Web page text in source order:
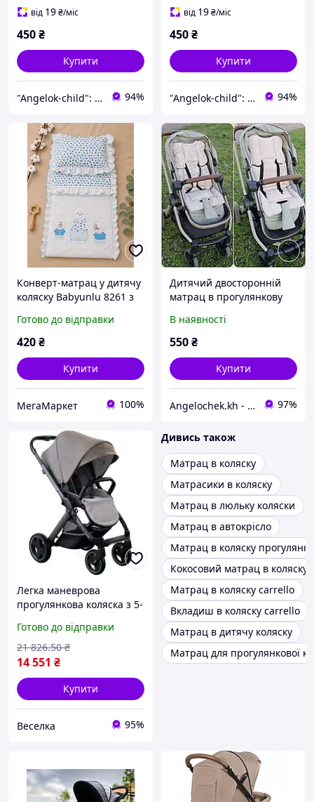
від 19₴/міс
450₴
Купити
"Angelok-child": Інтернет-магазин дитячих товарів. Зимові комбінезони. Зимові конверти в коляску 94%
від 19₴/міс
450₴
Купити
"Angelok-child": Інтернет-магазин дитячих товарів. Зимові комбінезони. Зимові конверти в коляску 94%
Конверт-матрац у дитячу
коляску Babyunlu 8261 з
Готово до відправки
420₴
Купити
МегаМаркет 100%
Дитячий двосторонній
матрац в прогулянкову
стільчик для годування
Кидс
В наявності
550₴
Купити
Angelochek.kh - інтернет-магазин дитячих товарів та настільних ігор 97%
Легка маневрова
прогулянкова коляска з 5-
безпеки для активних
батьків FLAME
Готово до відправки
14 551 ₴
21 826.50 ₴
Купити
Веселка 95%
Дивись також
Матрац в коляску
Матрасики в коляску
Матрац в люльку коляски
Матрац в автокрісло
Матрац в коляску прогулянку
Кокосовий матрац в коляску
Матрац в коляску carrello
Вкладиш в коляску carrello
Матрац в дитячу коляску
Матрац для прогулянкової